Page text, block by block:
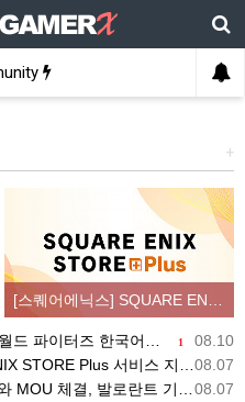
+
1 08.10
패키지 예약 판매, 8월 11일 시작
08.07
지역 확대, 인기 신상품 라인업 순차적 입고
08.07
발로란트 기반 콘텐츠 생태계 확장